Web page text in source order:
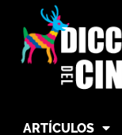
ARTÍCULOS